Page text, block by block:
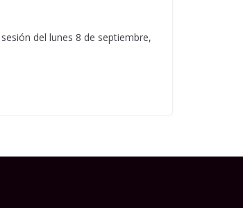
del lunes 8 de septiembre,